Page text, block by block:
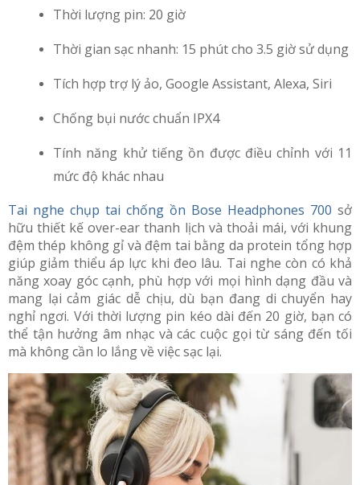
Thời lượng pin: 20 giờ
Thời gian sạc nhanh: 15 phút cho 3.5 giờ sử dụng
Tích hợp trợ lý ảo, Google Assistant, Alexa, Siri
Chống bụi nước chuẩn IPX4
Tính năng khử tiếng ồn được điều chỉnh với 11
mức độ khác nhau
Tai nghe chụp tai chống ồn Bose Headphones 700 sở
hữu thiết kế over-ear thanh lịch và thoải mái, với khung
đệm thép không gỉ và đệm tai bằng da protein tổng hợp
giúp giảm thiểu áp lực khi đeo lâu. Tai nghe còn có khả
năng xoay góc cạnh, phù hợp với mọi hình dạng đầu và
mang lại cảm giác dễ chịu, dù bạn đang di chuyển hay
nghỉ ngơi. Với thời lượng pin kéo dài đến 20 giờ, bạn có
thể tận hưởng âm nhạc và các cuộc gọi từ sáng đến tối
mà không cần lo lắng về việc sạc lại.